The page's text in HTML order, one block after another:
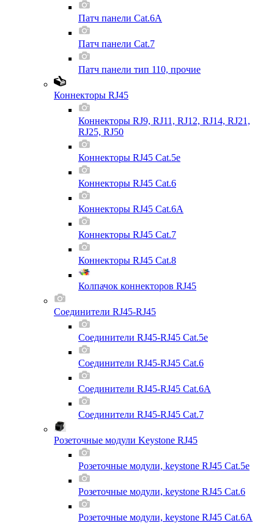
Патч панели Cat.6A
Патч панели Cat.7
Патч панели тип 110, прочие
Коннекторы RJ45
Коннекторы RJ9, RJ11, RJ12, RJ14, RJ21,
RJ25, RJ50
Коннекторы RJ45 Cat.5e
Коннекторы RJ45 Cat.6
Коннекторы RJ45 Cat.6A
Коннекторы RJ45 Cat.7
Коннекторы RJ45 Cat.8
Колпачок коннекторов RJ45
Соединители RJ45-RJ45
Соединители RJ45-RJ45 Cat.5e
Соединители RJ45-RJ45 Cat.6
Соединители RJ45-RJ45 Cat.6A
Соединители RJ45-RJ45 Cat.7
Розеточные модули Keystone RJ45
Розеточные модули, keystone RJ45 Cat.5e
Розеточные модули, keystone RJ45 Cat.6
Розеточные модули, keystone RJ45 Cat.6A